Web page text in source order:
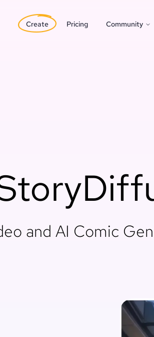
Create Pricing Community
and AI Comic